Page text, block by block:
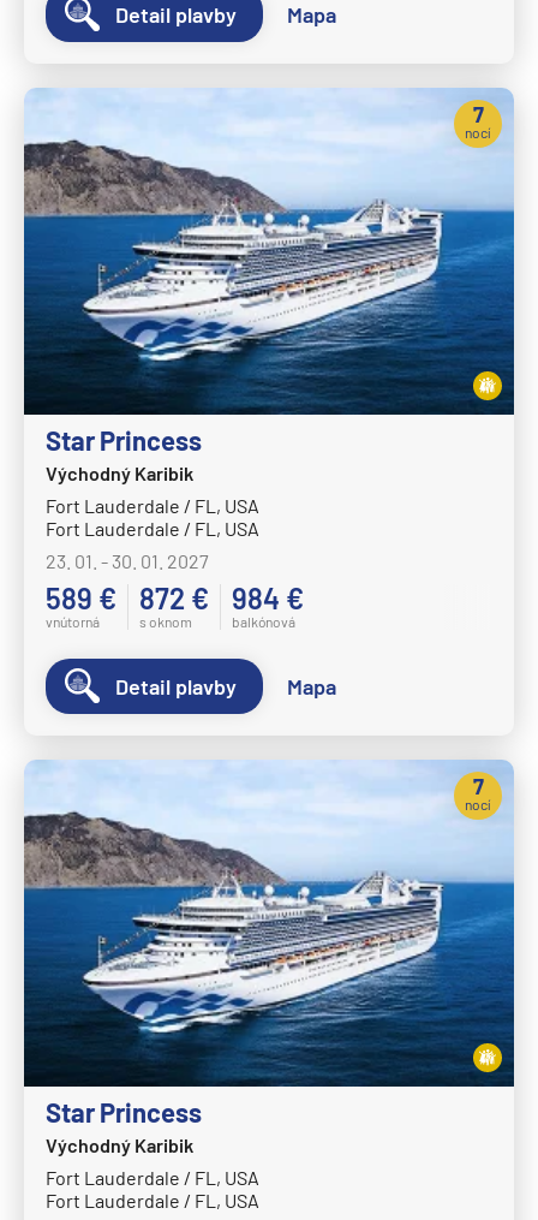
Detail plavby Mapa
Star Princess
Východný Karibik
Fort Lauderdale / FL, USA
Fort Lauderdale / FL, USA
23. 01. - 30. 01. 2027
589 €
vnútorná
872 €
s oknom
984 €
balkónová
7
nocí
Detail plavby Mapa
Star Princess
Východný Karibik
Fort Lauderdale / FL, USA
Fort Lauderdale / FL, USA
7
nocí